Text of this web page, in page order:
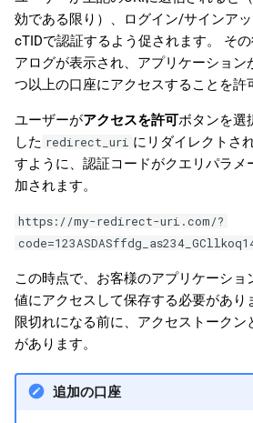
効である限り）、ログイン/サインアッ
cTIDで認証するよう促されます。 そ
アログが表示され、アプリケーション
つ以上の口座にアクセスすることを許
ユーザーがアクセスを許可ボタンを選
した redirect_uri にリダイレクトさ
すように、認証コードがクエリパラメ
加されます。
https://my-redirect-uri.com/?
この時点で、お客様のアプリケーショ
値にアクセスして保存する必要があり
限切れになる前に、アクセストークン
があります。
追加の口座